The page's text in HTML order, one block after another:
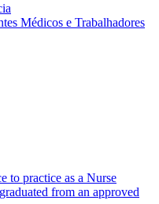
Médicos e Trabalhadores
to practice as a Nurse
from an approved